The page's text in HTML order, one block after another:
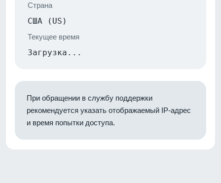
Страна
США (US)
Текущее время
Загрузка...
При обращении в службу поддержки
рекомендуется указать отображаемый IP-адрес
и время попытки доступа.